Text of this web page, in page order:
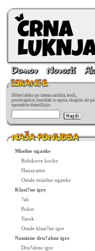
Iščete lahko po imenu artikla, kodi,
proizvajalcu, besedah iz opisa, skupini ali pa
uporabite domišljijo:
Miselne uganke
Rubikove kocke
Hanayama
Ostale miselne uganke
Klasi?ne igre
?ah
Poker
Tarok
Ostale klasi?ne igre
Namizne dru?abne igre
Dru?abne igre